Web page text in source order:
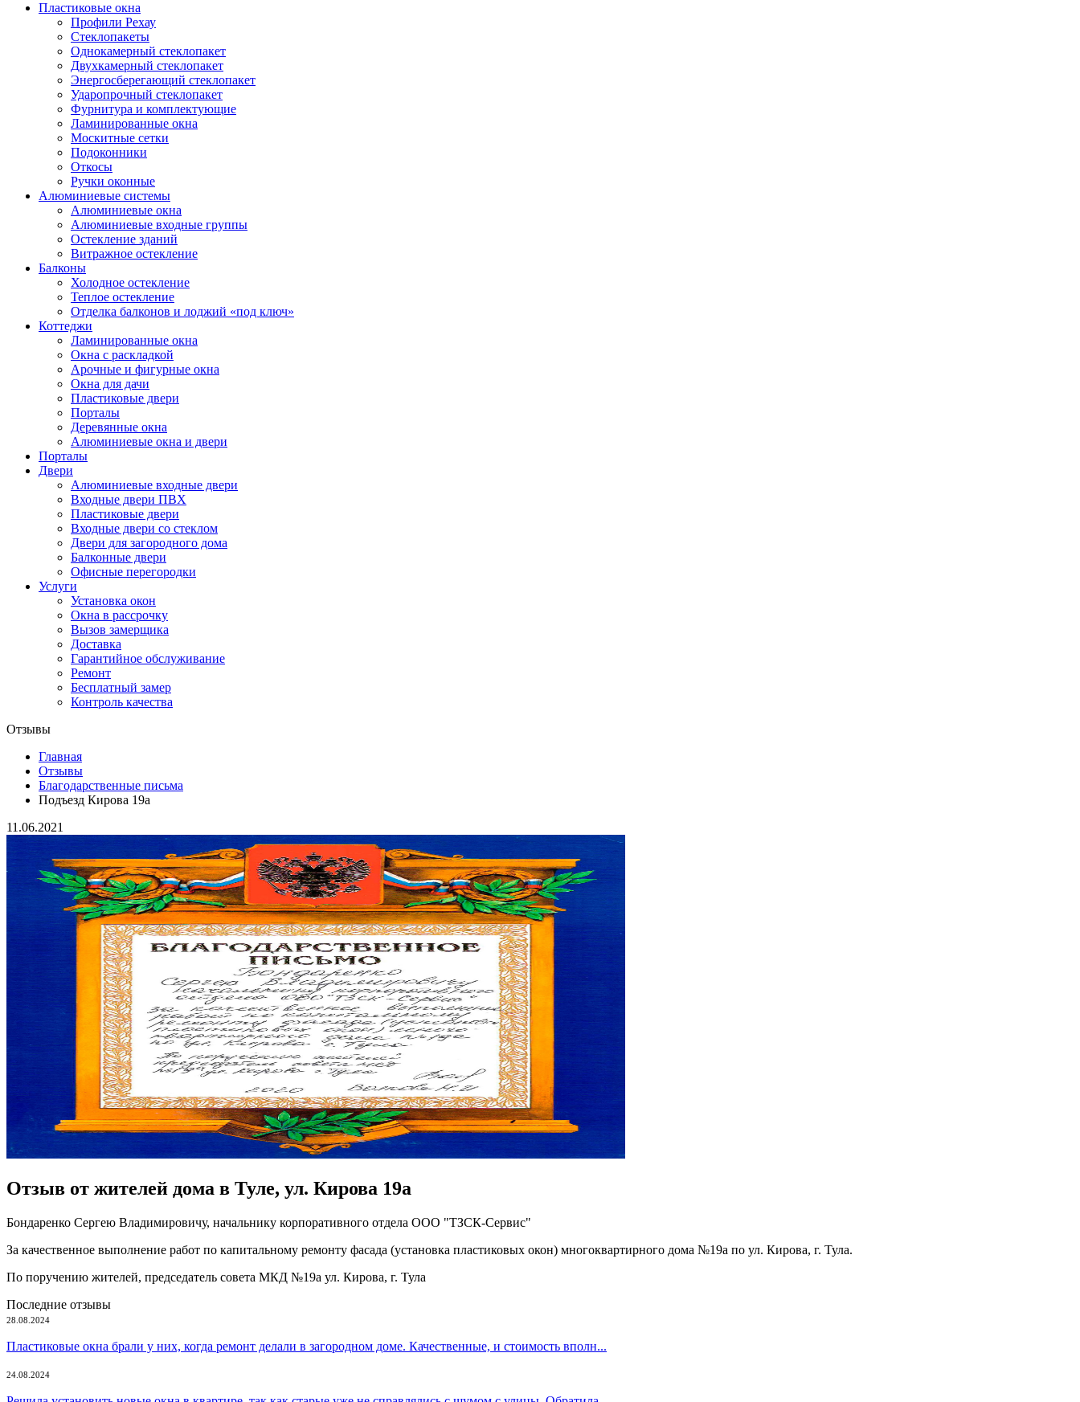
Пластиковые окна
Профили Рехау
Стеклопакеты
Однокамерный стеклопакет
Двухкамерный стеклопакет
Энергосберегающий стеклопакет
Ударопрочный стеклопакет
Фурнитура и комплектующие
Ламинированные окна
Москитные сетки
Подоконники
Откосы
Ручки оконные
Алюминиевые системы
Алюминиевые окна
Алюминиевые входные группы
Остекление зданий
Витражное остекление
Балконы
Холодное остекление
Теплое остекление
Отделка балконов и лоджий «под ключ»
Коттеджи
Ламинированные окна
Окна с раскладкой
Арочные и фигурные окна
Окна для дачи
Пластиковые двери
Порталы
Деревянные окна
Алюминиевые окна и двери
Порталы
Двери
Алюминиевые входные двери
Входные двери ПВХ
Пластиковые двери
Входные двери со стеклом
Двери для загородного дома
Балконные двери
Офисные перегородки
Услуги
Установка окон
Окна в рассрочку
Вызов замерщика
Доставка
Гарантийное обслуживание
Ремонт
Бесплатный замер
Контроль качества
Отзывы
Главная
Отзывы
Благодарственные письма
Подъезд Кирова 19а
11.06.2021
Отзыв от жителей дома в Туле, ул. Кирова 19а
Бондаренко Сергею Владимировичу, начальнику корпоративного отдела ООО "ТЗСК-Сервис"
За качественное выполнение работ по капитальному ремонту фасада (установка пластиковых окон) многоквартирного дома №19а по ул. Кирова, г. Тула.
По поручению жителей, председатель совета МКД №19а ул. Кирова, г. Тула
Последние отзывы
28.08.2024
Пластиковые окна брали у них, когда ремонт делали в загородном доме. Качественные, и стоимость вполн...
24.08.2024